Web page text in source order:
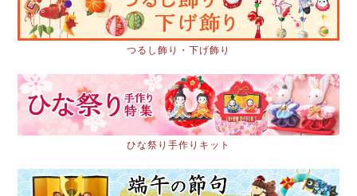
つるし飾り・下げ飾り
ひな祭り手作りキット